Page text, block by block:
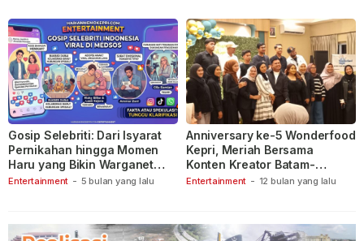
Entertainment - 5 bulan yang lalu
Gosip Selebriti: Dari Isyarat
Pernikahan hingga Momen
Haru yang Bikin Warganet
Berspekulasi
Entertainment - 12 bulan yang lalu
Anniversary ke-5 Wonderfood
Kepri, Meriah Bersama
Konten Kreator Batam-
Tanjungpinang